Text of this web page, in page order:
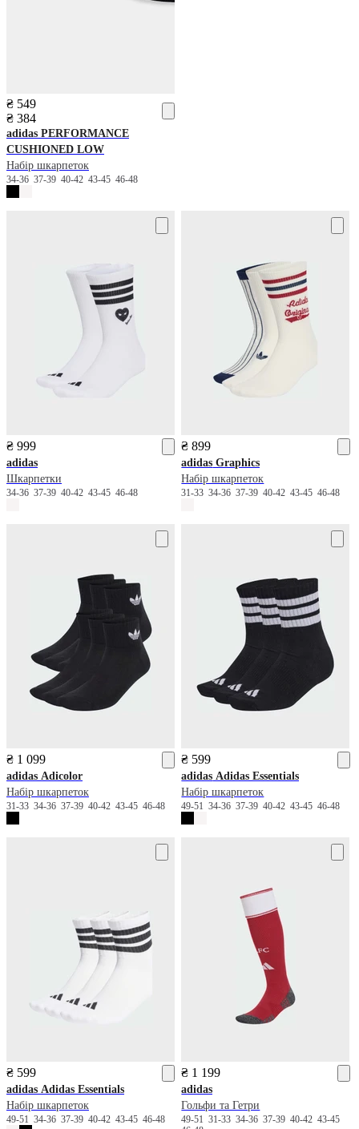
₴ 549
₴ 384
adidas PERFORMANCE
CUSHIONED LOW
Набір шкарпеток
34-36 37-39 40-42 43-45 46-48
₴ 999
adidas
Шкарпетки
34-36 37-39 40-42 43-45 46-48
₴ 899
adidas Graphics
Набір шкарпеток
31-3334-3637-3940-4243-4546-48
₴ 1 099
adidas Adicolor
Набір шкарпеток
31-33 34-36 37-39 40-42 43-45 46-48
₴ 599
adidas Adidas Essentials
Набір шкарпеток
49-5134-3637-3940-4243-4546-48
₴ 599
adidas Adidas Essentials
Набір шкарпеток
49-51 34-36 37-39 40-42 43-45 46-48
₴ 1 199
adidas
Гольфи та Гетри
49-5131-3334-3637-3940-4243-45